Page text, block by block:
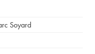
Soyard